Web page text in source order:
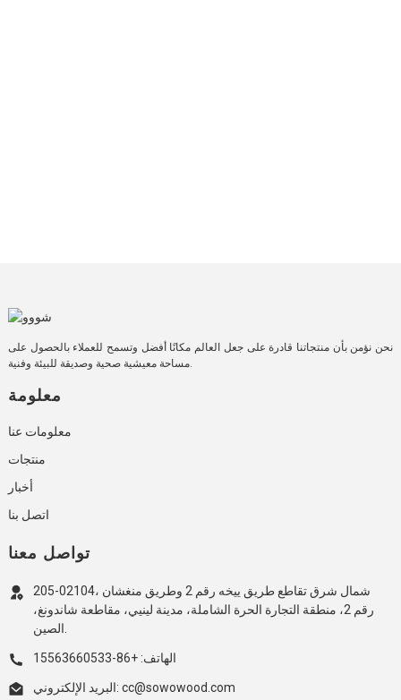
نحن نؤمن بأن منتجاتنا قادرة على جعل العالم مكانًا أفضل وتسمح للعملاء بالحصول على
مساحة معيشية صحية وصديقة للبيئة وفنية.
معلومة
معلومات عنا
منتجات
أخبار
اتصل بنا
تواصل معنا
205-02104، شمال شرق تقاطع طريق ييخه رقم 2 وطريق منغشان
رقم 2، منطقة التجارة الحرة الشاملة، مدينة لينيي، مقاطعة شاندونغ،
الصين.
الهاتف: +86-15563660533
البريد الإلكتروني: cc@sowowood.com